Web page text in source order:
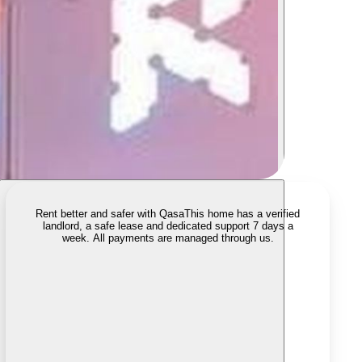
Rent better and safer with QasaThis home has a verified
landlord, a safe lease and dedicated support 7 days a
week. All payments are managed through us.